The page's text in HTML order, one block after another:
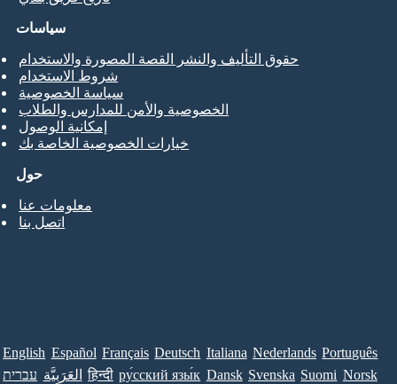
حول
معلومات عنا
اتصل بنا
سياسات
حقوق التأليف والنشر القصة المصورة والاستخدام
شروط الاستخدام
سياسة الخصوصية
الخصوصية والأمن للمدارس والطلاب
إمكانية الوصول
خيارات الخصوصية الخاصة بك
English Español Français Deutsch Italiana Nederlands Português
עברית العَرَبِيَّة हिन्दी ру́сский язы́к Dansk Svenska Suomi Norsk